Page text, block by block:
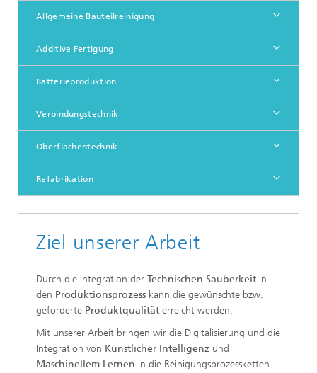
Allgemeine Bauteilreinigung
Additive Fertigung
Batterieproduktion
Verbindungstechnik
Oberflächentechnik
Refabrikation
Ziel unserer Arbeit
Durch die Integration der Technischen Sauberkeit in
den Produktionsprozess kann die gewünschte bzw.
geforderte Produktqualität erreicht werden.
Mit unserer Arbeit bringen wir die Digitalisierung und die
Integration von Künstlicher Intelligenz und
Maschinellem Lernen in die Reinigungsprozessketten